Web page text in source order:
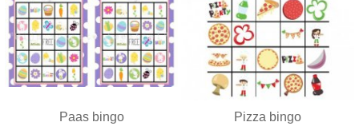
Paas bingo
Pizza bingo